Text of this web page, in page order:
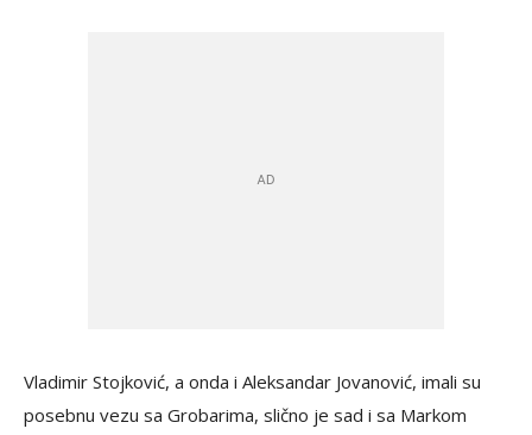
Vladimir Stojković, a onda i Aleksandar Jovanović, imali su
posebnu vezu sa Grobarima, slično je sad i sa Markom